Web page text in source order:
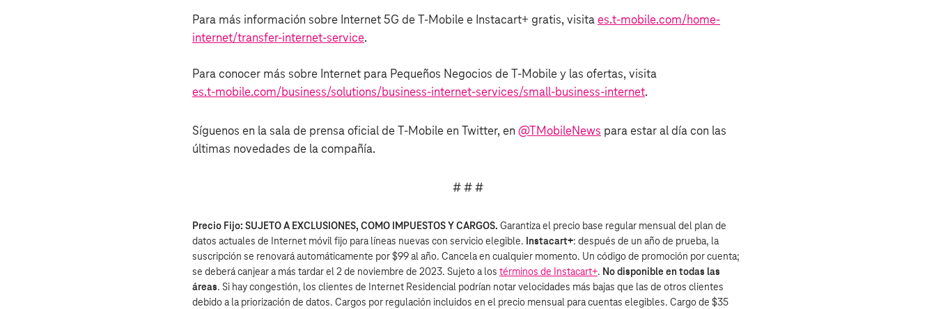
Para más información sobre Internet 5G de T‑Mobile e Instacart+ gratis, visita es.t‑mobile.com/home-
internet/transfer-internet-service.
Para conocer más sobre Internet para Pequeños Negocios de T‑Mobile y las ofertas, visita
es.t‑mobile.com/business/solutions/business-internet-services/small-business-internet.
Síguenos en la sala de prensa oficial de T‑Mobile en Twitter, en @TMobileNews para estar al día con las
últimas novedades de la compañía.
# # #
Precio Fijo: SUJETO A EXCLUSIONES, COMO IMPUESTOS Y CARGOS. Garantiza el precio base regular mensual del plan de
datos actuales de Internet móvil fijo para líneas nuevas con servicio elegible. Instacart+: después de un año de prueba, la
suscripción se renovará automáticamente por $99 al año. Cancela en cualquier momento. Un código de promoción por cuenta;
se deberá canjear a más tardar el 2 de noviembre de 2023. Sujeto a los términos de Instacart+. No disponible en todas las
áreas. Si hay congestión, los clientes de Internet Residencial podrían notar velocidades más bajas que las de otros clientes
debido a la priorización de datos. Cargos por regulación incluidos en el precio mensual para cuentas elegibles. Cargo de $35